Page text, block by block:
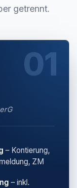
getrennt.
01
– Kontierung,
ZM
– inkl.